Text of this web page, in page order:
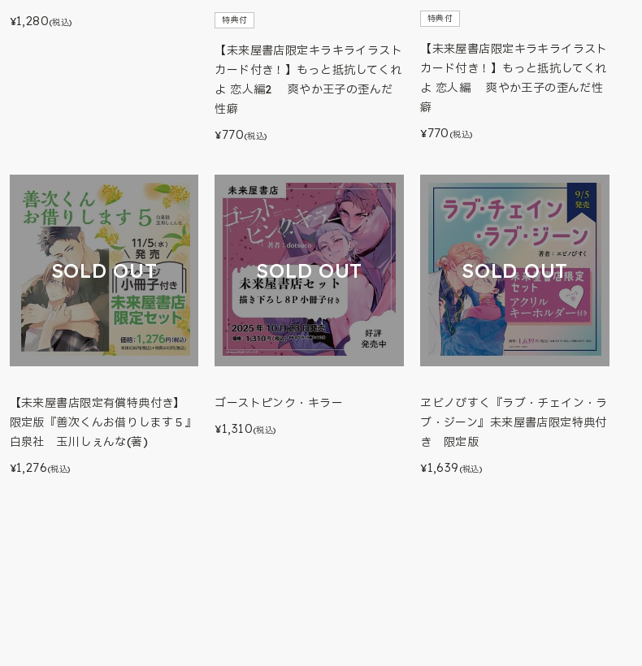
¥1,280(税込) 特典付
【未来屋書店限定キラキライラスト
カード付き！】もっと抵抗してくれ
よ 恋人編2 爽やか王子の歪んだ
性癖
¥770(税込)
特典付
【未来屋書店限定キラキライラスト
カード付き！】もっと抵抗してくれ
よ 恋人編 爽やか王子の歪んだ性
癖
¥770 (税込)
SOLD OUT
【未来屋書店限定有償特典付き】
限定版『善次くんお借りします５』
白泉社 玉川しぇんな(著)
¥1,276(税込)
SOLD OUT
ゴーストピンク・キラー
¥1,310(税込)
SOLD OUT
ヱビノびすく『ラブ・チェイン・ラ
ブ・ジーン』未来屋書店限定特典付
き 限定版
¥1,639 (税込)